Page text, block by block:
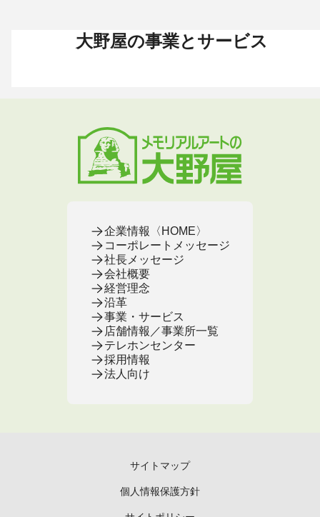
大野屋の事業とサービス
お葬式 〈HOME〉
終活セミナー・イベント
お葬式のFAQ
お葬式の相談窓口
お墓・墓地 〈HOME〉
お墓の相談窓口
お墓の基本知識
お仏壇 〈HOME〉
手元供養 〈HOME〉
終活・相続 〈HOME〉
医療・介護
企業情報〈HOME〉
コーポレートメッセージ
社長メッセージ
会社概要
経営理念
沿革
事業・サービス
店舗情報／事業所一覧
テレホンセンター
採用情報
法人向け
サイトマップ
個人情報保護方針